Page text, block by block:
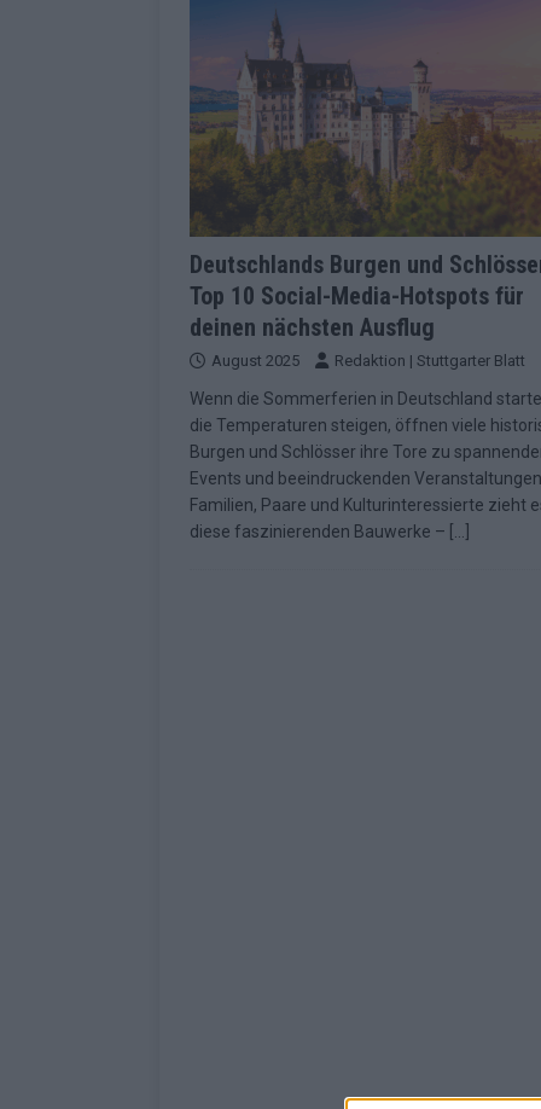
[ Mai 2026 ]
Wettbewerbs EUROVISION
[ Mai 2026 ] ESC-Finale komplett:
Überblick EUROVISION
[ Mai 2026 ] ESC 2026: JJ performt
[ Mai 2026 ] Quoten vor ESC-
überrascht negativ
[ Juni 2026 ] Neue Themenwelt,
Highlights EXTRA
[ Mai 2026 ] DARA gewinnt verdient,
Fazit zum ESC 2026 KOMMENTAR
Deutschlands Burgen und
Top 10 Social-Media-Hotspots für
deinen nächsten Ausflug
August 2025 Redaktion | Stuttgarter Blatt
Wenn die Sommerferien in Deutschland
die Temperaturen steigen, öffnen viele
Burgen und Schlösser ihre Tore zu
Events und beeindruckenden Veranstaltungen.
Familien, Paare und Kulturinteressierte zieht
diese faszinierenden Bauwerke –